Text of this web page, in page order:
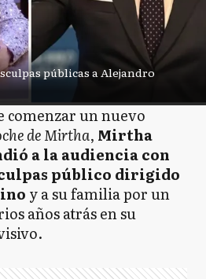
públicas a Alejandro
comenzar un nuevo
de Mirtha, Mirtha
a la audiencia con
público dirigido
y a su familia por un
años atrás en su